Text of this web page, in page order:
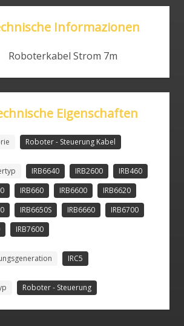
Informazionen
Roboterkabel Strom 7m
Eigenschaften
Roboter - Steuerung Kabel
IRB6640 IRB2600
IRB460
IRB660 IRB6600
IRB6620
IRB6650S IRB6660
IRB6700
IRB7600
IRC5
Roboter - Steuerung